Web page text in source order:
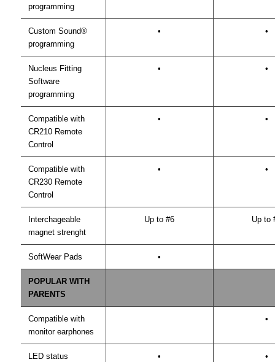
programming
Custom Sound®
programming
• •
Nucleus Fitting
Software
programming
• •
Compatible with
CR210 Remote
Control
• •
Compatible with
CR230 Remote
Control
• •
Interchageable
magnet strenght
Up to #6 Up to
SoftWear Pads •
POPULAR WITH
PARENTS
Compatible with
monitor earphones
•
LED status
• •